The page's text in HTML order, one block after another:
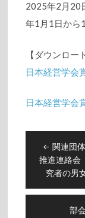
2025年2月
年1月1日から
【ダウンロー
日本経営学会
日本経営学会
稿
ナ
ビ
ゲ
関連団
推進連絡会
究者の男
部